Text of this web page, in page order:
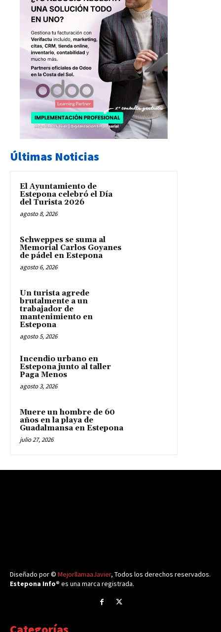
Últimas Noticias
El Ayuntamiento de
Estepona celebró el Día
del Turista 2026
agosto 8, 2026
Schweppes se suma al
Memorial Carlos Goyanes
de pádel en Estepona
agosto 6, 2026
Un turista agrede
brutalmente a un
trabajador de
mantenimiento en
Estepona
agosto 5, 2026
Incendio urbano en
Estepona junto al taller
Paga Menos
agosto 3, 2026
Muere un hombre de 60
años en la playa de
Guadalmansa en Estepona
julio 27, 2026
Diseñado por © MejorllamaaJavier, Todos los derechos reservados.
Estepona Info® es una marca registrada.